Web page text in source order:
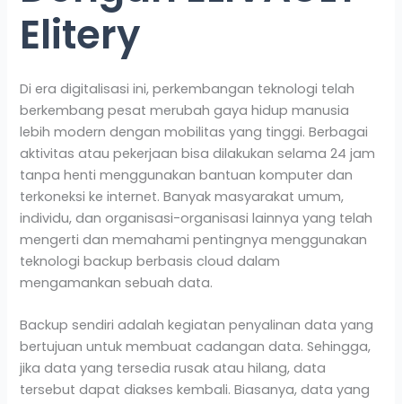
Elitery
Di era digitalisasi ini, perkembangan teknologi telah
berkembang pesat merubah gaya hidup manusia
lebih modern dengan mobilitas yang tinggi. Berbagai
aktivitas atau pekerjaan bisa dilakukan selama 24 jam
tanpa henti menggunakan bantuan komputer dan
terkoneksi ke internet. Banyak masyarakat umum,
individu, dan organisasi-organisasi lainnya yang telah
mengerti dan memahami pentingnya menggunakan
teknologi backup berbasis cloud dalam
mengamankan sebuah data.
Backup sendiri adalah kegiatan penyalinan data yang
bertujuan untuk membuat cadangan data. Sehingga,
jika data yang tersedia rusak atau hilang, data
tersebut dapat diakses kembali. Biasanya, data yang